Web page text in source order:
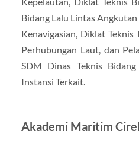
Bidang Lalu Lintas
Kenavigasian, Diklat
Perhubungan Laut, dan
SDM Dinas Teknis
Instansi Terkait.
Akademi Maritim